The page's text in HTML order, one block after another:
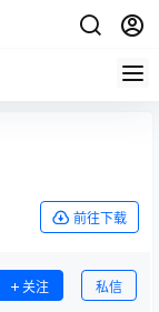
前往下载
关注 私信